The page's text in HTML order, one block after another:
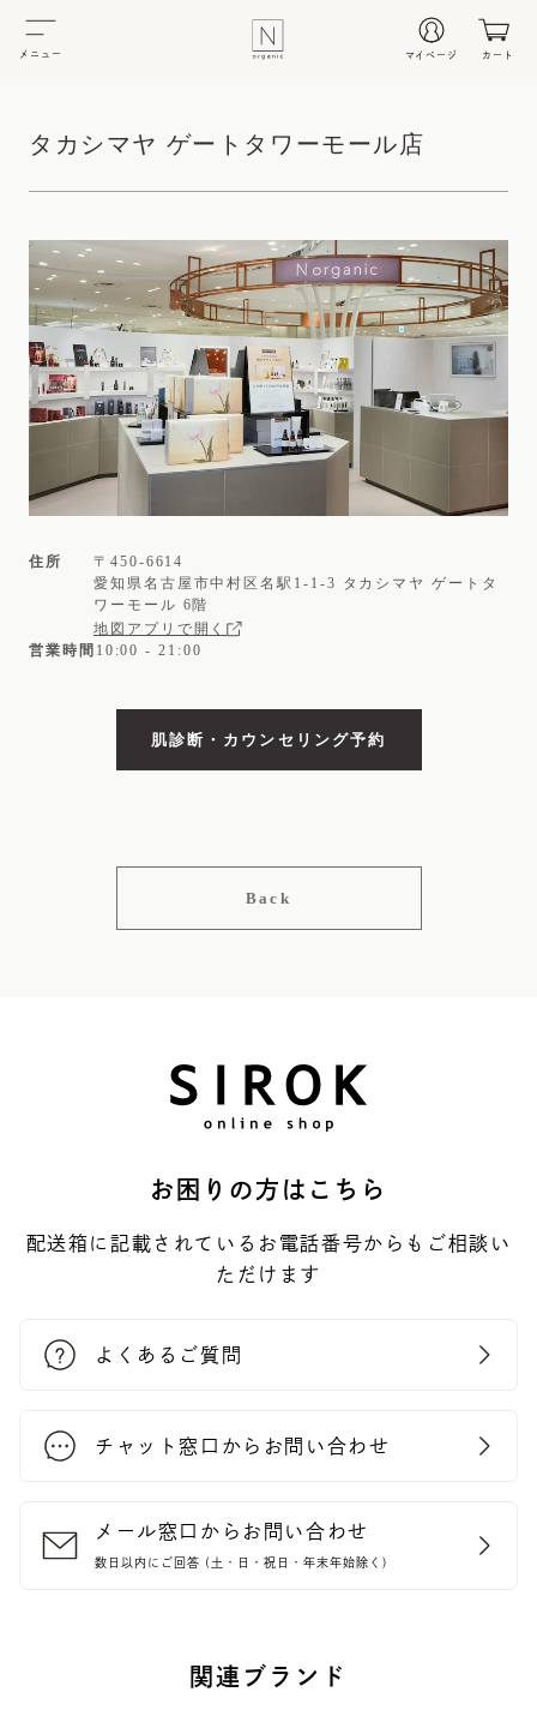
メニュー マイページ カート
お困りの方はこちら
配送箱に記載されているお電話番号からもご相談い
ただけます
よくあるご質問
チャット窓口からお問い合わせ
メール窓口からお問い合わせ
数日以内にご回答 (土・日・祝日・年末年始除く)
関連ブランド